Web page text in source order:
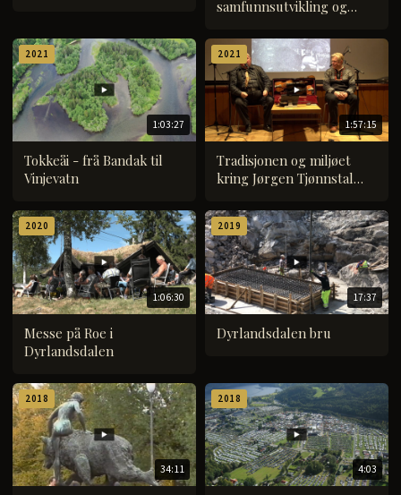
samfunnsutvikling og
2021
1:03:27
Tokkeåi - frå Bandak til
Vinjevatn
2021
1:57:15
Tradisjonen og miljøet
kring Jørgen Tjønnstal
Straand
2020
1:06:30
Messe på Roe i
Dyrlandsdalen
2019
17:37
Dyrlandsdalen bru
2018
34:11
2018
4:03